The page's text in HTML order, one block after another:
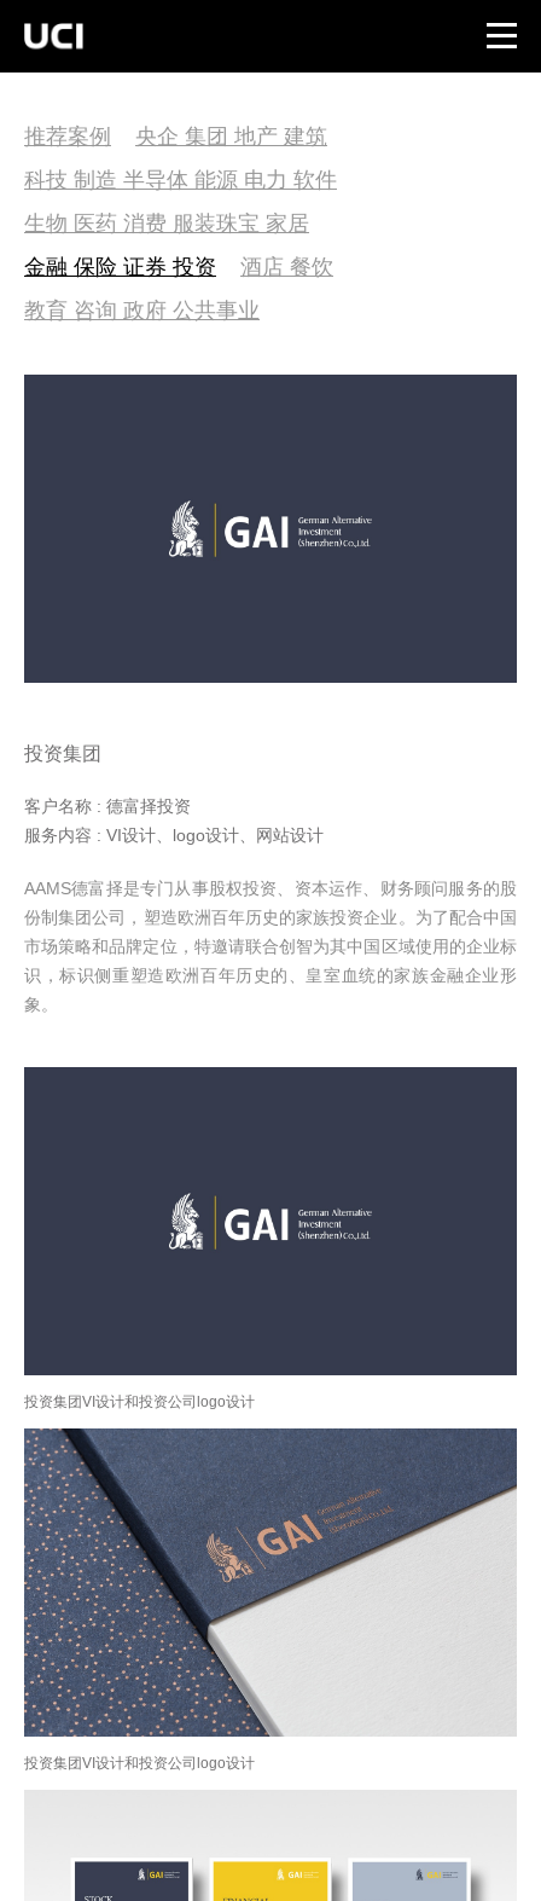
推荐案例
央企 集团 地产 建筑
科技 制造 半导体 能源 电力 软件
生物 医药 消费 服装珠宝 家居
金融 保险 证券 投资
酒店 餐饮
教育 咨询 政府 公共事业
投资集团
客户名称 : 德富择投资
服务内容 : VI设计、logo设计、网站设计
AAMS德富择是专门从事股权投资、资本运作、财务顾问服务的股
份制集团公司， 塑造欧洲百年历史的家族投资企业 。为了配合中国
市场策略和品牌定位，特邀请联合创智为其中国区域使用的企业标
识，标识侧重塑造欧洲百年历史的、皇室血统的家族金融企业形
象。
投资集团VI设计和投资公司logo设计
投资集团VI设计和投资公司logo设计